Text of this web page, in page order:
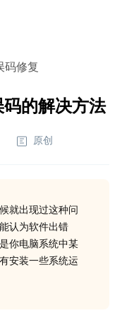
码修复
码的解决方法
原创
就出现过这种问
认为软件出错
你电脑系统中某
安装一些系统运